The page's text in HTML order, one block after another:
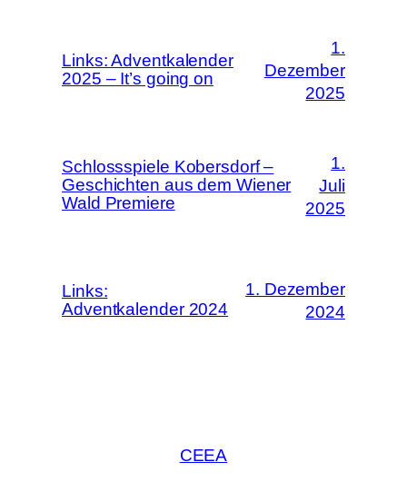
Links: Adventkalender
2025 – It’s going on
1.
Dezember
2025
Schlossspiele Kobersdorf –
Geschichten aus dem Wiener
Wald Premiere
1.
Juli
2025
Links:
Adventkalender 2024
1. Dezember
2024
CEEA